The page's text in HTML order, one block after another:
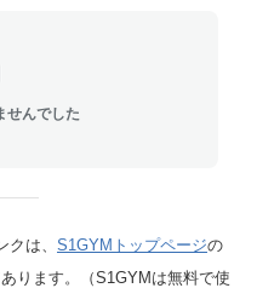
せんでした
は、 S1GYMトップページの
ります。（S1GYMは無料で使